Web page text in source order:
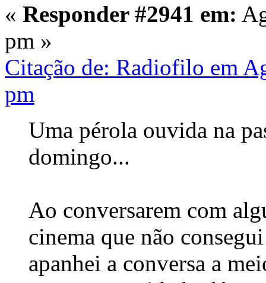
« Responder #2941 em:
pm »
Citação de: Radiofilo em
pm
Uma pérola ouvida na
domingo...
Ao conversarem com
cinema que não
apanhei a conversa a